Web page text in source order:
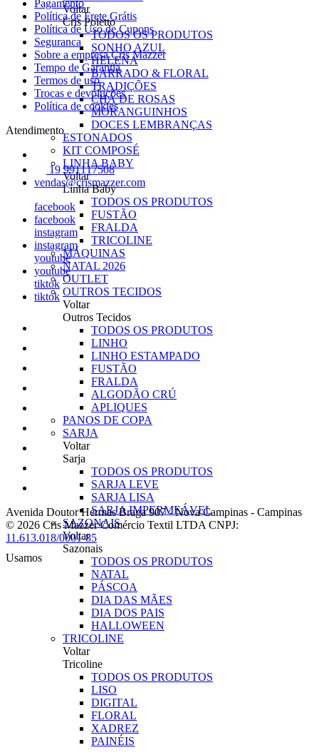
Voltar
Cris Poletto
TODOS OS PRODUTOS
SONHO AZUL
HELENA
BARRADO & FLORAL
TRADIÇÕES
CHÁ DE ROSAS
MORANGUINHOS
DOCES LEMBRANÇAS
ESTONADOS
KIT COMPOSÉ
LINHA BABY
Voltar
Linha Baby
TODOS OS PRODUTOS
FUSTÃO
FRALDA
TRICOLINE
MÁQUINAS
NATAL 2026
OUTLET
OUTROS TECIDOS
Voltar
Outros Tecidos
TODOS OS PRODUTOS
LINHO
LINHO ESTAMPADO
FUSTÃO
FRALDA
ALGODÃO CRÚ
APLIQUES
PANOS DE COPA
SARJA
Voltar
Sarja
TODOS OS PRODUTOS
SARJA LEVE
SARJA LISA
SARJA IMPERMEÁVEL
SAZONAIS
Voltar
Sazonais
TODOS OS PRODUTOS
NATAL
PÁSCOA
DIA DAS MÃES
DIA DOS PAIS
HALLOWEEN
TRICOLINE
Voltar
Tricoline
TODOS OS PRODUTOS
LISO
DIGITAL
FLORAL
XADREZ
PAINÉIS
Pagamento
Política de Frete Grátis
Política de Uso de Cupons
Seguranca
Sobre a empresa Cris Mazzer
Tempo de Garantia
Termos de uso
Trocas e devoluções
Política de cookies
Atendimento
19 991117508
vendas@crismazzer.com
facebook
facebook
instagram
instagram
youtube
youtube
tiktok
tiktok
Avenida Doutor Hermas Braga 907-Nova Campinas - Campinas
© 2026 Cris Mazzer Comércio Textil LTDA CNPJ:
11.613.018/0001-85
Usamos